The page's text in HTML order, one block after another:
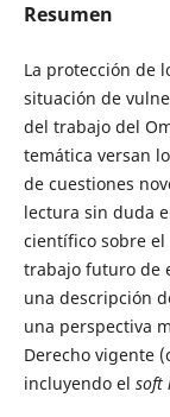
Resumen
La protección de
situación de
del trabajo del
temática versan
de cuestiones
lectura sin duda
científico sobre
trabajo futuro de
una descripción
una perspectiva
Derecho vigente
incluyendo el soft